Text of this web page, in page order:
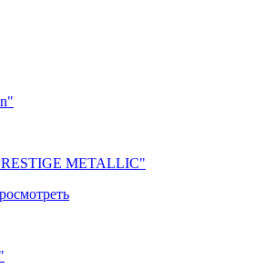
METALLIC"